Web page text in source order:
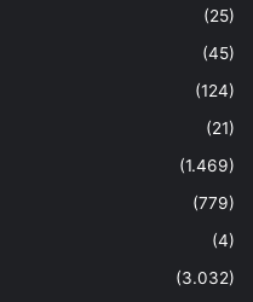
(25)
(45)
(124)
(21)
(1.469)
(779)
(4)
(3.032)